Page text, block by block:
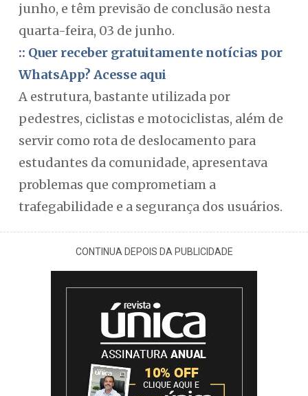
junho, e têm previsão de conclusão nesta
quarta-feira, 03 de junho.
:: Quer receber gratuitamente notícias por
WhatsApp? Acesse aqui
A estrutura, bastante utilizada por
pedestres, ciclistas e motociclistas, além de
servir como rota de deslocamento para
estudantes da comunidade, apresentava
problemas que comprometiam a
trafegabilidade e a segurança dos usuários.
CONTINUA DEPOIS DA PUBLICIDADE